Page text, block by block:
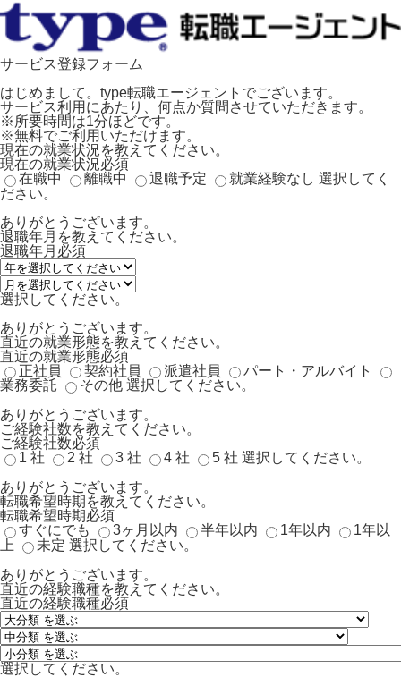
サービス登録フォーム
はじめまして。type転職エージェントでございます。
サービス利用にあたり、何点か質問させていただきます。
※所要時間は1分ほどです。
※無料でご利用いただけます。
現在の就業状況を教えてください。
現在の就業状況必須
在職中
離職中 退職予定 就業経験なし 選択してく
ださい。
ありがとうございます。
退職年月を教えてください。
退職年月 必須
選択してください。
ありがとうございます。
直近の就業形態を教えてください。
直近の就業形態必須
正社員
契約社員 派遣社員
パート・アルバイト
業務委託
その他 選択してください。
ありがとうございます。
ご経験社数を教えてください。
ご経験社数必須
1 社
2 社 3 社 4 社 5 社 選択してください。
ありがとうございます。
転職希望時期を教えてください。
転職希望時期必須
すぐにでも
3ヶ月以内 半年以内 1年以内
1年以
上
未定 選択してください。
ありがとうございます。
直近の経験職種を教えてください。
直近の経験職種必須
選択してください。